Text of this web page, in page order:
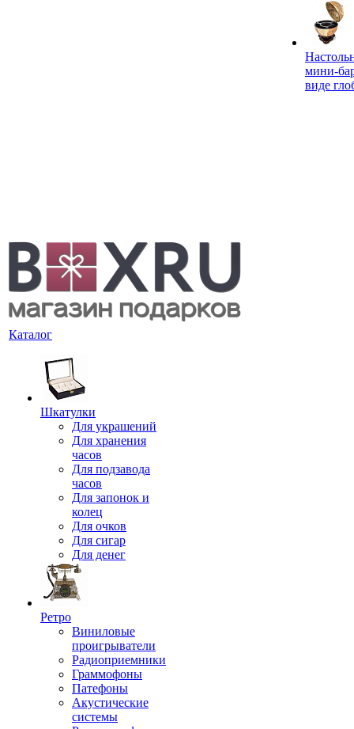
мини-
виде
Каталог
Шкатулки
Для украшений
Для хранения
часов
Для подзавода
часов
Для запонок и
колец
Для очков
Для сигар
Для денег
Ретро
Виниловые
проигрыватели
Радиоприемники
Граммофоны
Патефоны
Акустические
системы